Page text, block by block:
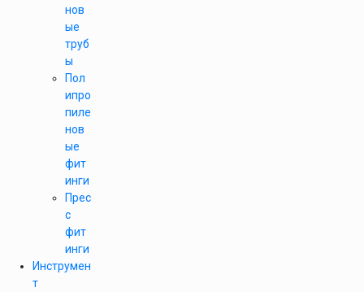
нов
ые
труб
ы
Пол
ипро
пиле
нов
ые
фит
инги
Прес
с
фит
инги
Инструмен
т